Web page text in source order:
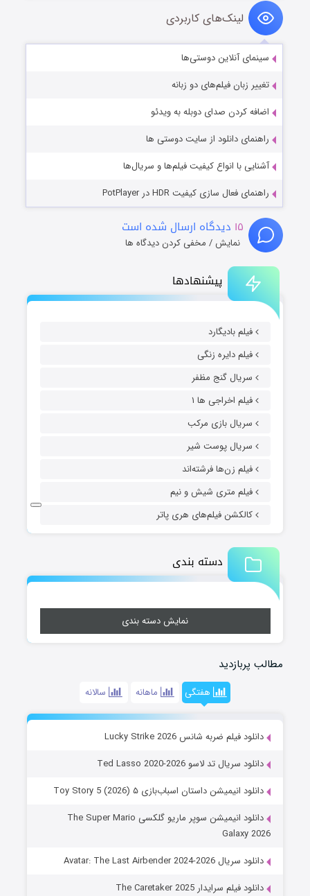
پیشنهادها
فیلم بادیگارد
فیلم دایره زنگی
سریال گنج مظفر
فیلم اخراجی ها ۱
سریال بازی مرکب
سریال پوست شیر
فیلم زن‌ها فرشته‌اند
فیلم متری شیش و نیم
کالکشن فیلم‌های هری پاتر
دسته بندی
نمایش دسته بندی
مطالب پربازدید
هفتگی ماهانه سالانه
دانلود فیلم ضربه شانس Lucky Strike 2026
دانلود سریال تد لاسو Ted Lasso 2020-2026
دانلود انیمیشن داستان اسباب‌بازی ۵ Toy Story 5 (2026)
دانلود انیمیشن سوپر ماریو گلکسی The Super Mario
Galaxy 2026
دانلود سریال Avatar: The Last Airbender 2024-2026
دانلود فیلم سرایدار The Caretaker 2025
لینک‌های کاربردی
سینمای آنلاین دوستی‌ها
تغییر زبان فیلم‌های دو زبانه
اضافه کردن صدای دوبله به ویدئو
راهنمای دانلود از سایت دوستی ها
آشنایی با انواع کیفیت فیلم‌ها و سریال‌ها
راهنمای فعال سازی کیفیت HDR در PotPlayer
۱۵ دیدگاه ارسال شده است
نمایش / مخفی کردن دیدگاه ها